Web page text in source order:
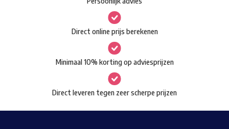
Waar ben je naar op zoek?
kan
gekozen
worden
op
de
productpagina
Direct online prijs berekenen
Minimaal 10% korting op adviesprijzen
Direct leveren tegen zeer scherpe prijzen